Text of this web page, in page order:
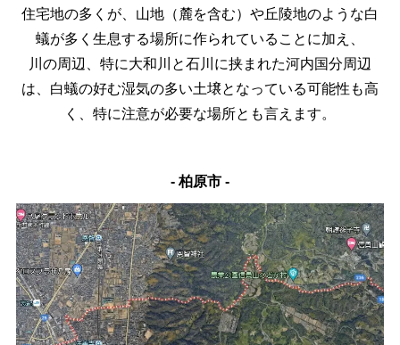
住宅地の多くが、山地（麓を含む）や丘陵地のような白
蟻が多く生息する場所に作られていることに加え、
川の周辺、特に大和川と石川に挟まれた河内国分周辺
は、白蟻の好む湿気の多い土壌となっている可能性も高
く、特に注意が必要な場所とも言えます。
- 柏原市 -